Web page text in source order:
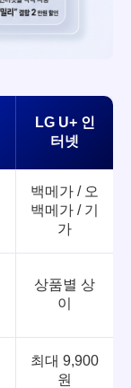
LG U+ 인
터넷
백메가 / 오
백메가 / 기
가
상품별 상
이
최대 9,900
원